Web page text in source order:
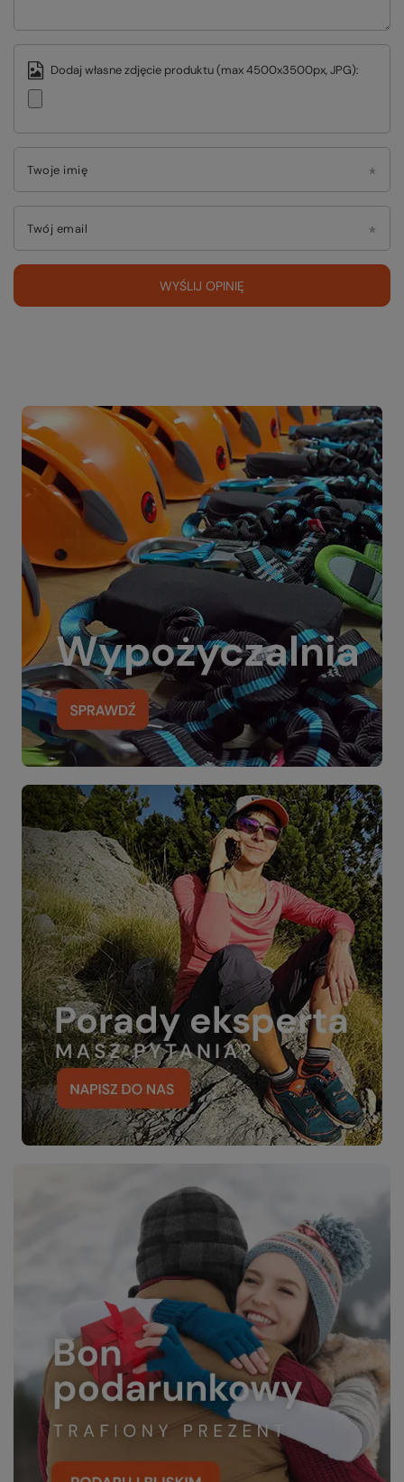
Dodaj własne zdjęcie produktu (max 4500x3500px, JPG):
Twoje imię
Twój email
WYŚLIJ OPINIĘ